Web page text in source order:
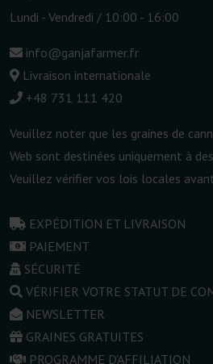
Lundi - Vendredi / 10:00 - 16:00
info@ganjafarmer.fr
Livraison internationale
+48 731 111 420
Veuillez noter que les graines de
Web sont destinées uniquement à
Veuillez vérifier vos lois locales
EXPÉDITION ET LIVRAISON
PAIEMENT
SÉCURITÉ
VÉRIFIER VOTRE STATUT DE
NEWSLETTER
GRAINES GRATUITES
PROGRAMME D'AFFILIATION